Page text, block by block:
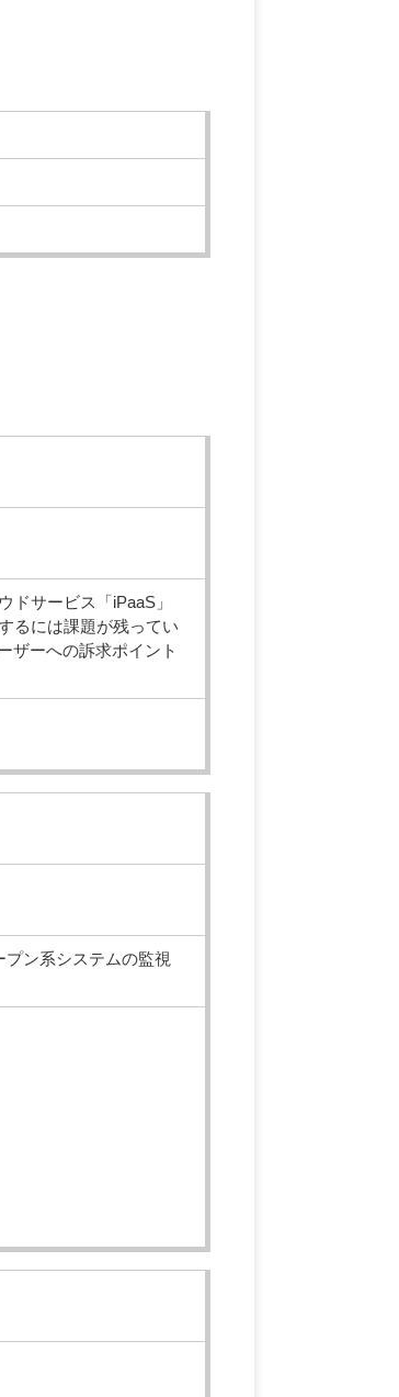
サービス「iPaaS」
るには課題が残ってい
ザーへの訴求ポイント
ン系システムの監視